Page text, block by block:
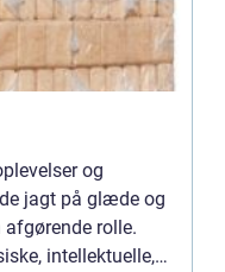
og
jagt på glæde og
rolle.
intellektuelle,